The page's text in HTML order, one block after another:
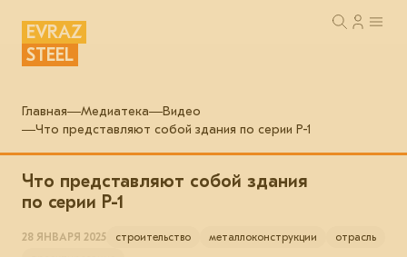
EVRAZ
STEEL
Главная Медиатека
Видео
Что представляют cобой здания по серии Р-1
Что представляют cобой здания
по серии Р-1
28 ЯНВАРЯ 2025 строительство металлоконструкции
отрасль